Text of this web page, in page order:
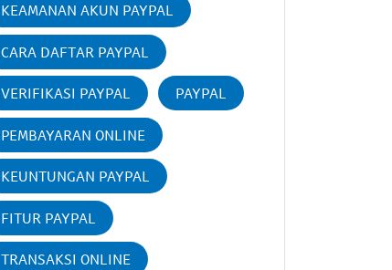
KEAMANAN AKUN PAYPAL
CARA DAFTAR PAYPAL
VERIFIKASI PAYPAL PAYPAL
PEMBAYARAN ONLINE
KEUNTUNGAN PAYPAL
FITUR PAYPAL
TRANSAKSI ONLINE